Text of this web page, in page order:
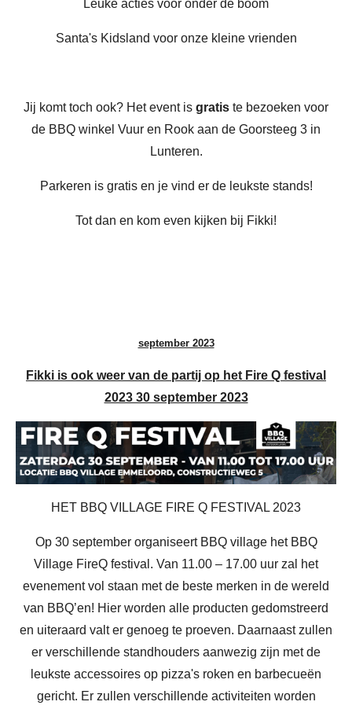
Leuke acties voor onder de boom
Santa's Kidsland voor onze kleine vrienden
Jij komt toch ook? Het event is gratis te bezoeken voor
de BBQ winkel Vuur en Rook aan de Goorsteeg 3 in
Lunteren.
Parkeren is gratis en je vind er de leukste stands!
Tot dan en kom even kijken bij Fikki!
september 2023
Fikki is ook weer van de partij op het Fire Q festival
2023 30 september 2023
HET BBQ VILLAGE FIRE Q FESTIVAL 2023
Op 30 september organiseert BBQ village het BBQ
Village FireQ festival. Van 11.00 – 17.00 uur zal het
evenement vol staan met de beste merken in de wereld
van BBQ’en! Hier worden alle producten gedomstreerd
en uiteraard valt er genoeg te proeven. Daarnaast zullen
er verschillende standhouders aanwezig zijn met de
leukste accessoires op pizza's roken en barbecueën
gericht. Er zullen verschillende activiteiten worden